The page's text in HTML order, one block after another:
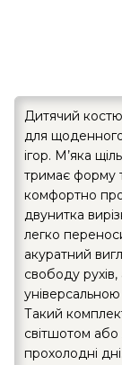
Дитячий
для щоденного
ігор. М’яка
тримає форму
комфортно
двунитка
легко
акуратний
свободу
Такий
світшотом
прохолодні